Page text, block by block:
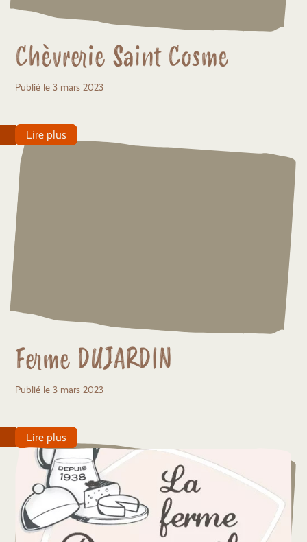
Chèvrerie Saint Cosme
Publié le 3 mars 2023
Lire plus
Ferme DUJARDIN
Publié le 3 mars 2023
Lire plus